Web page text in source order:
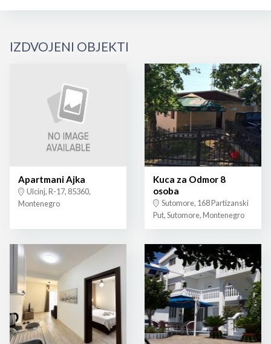
IZDVOJENI OBJEKTI
Apartmani Ajka
Ulcinj, R-17, 85360,
Montenegro
Kuca za Odmor 8
osoba
Sutomore, 168 Partizanski
Put, Sutomore, Montenegro